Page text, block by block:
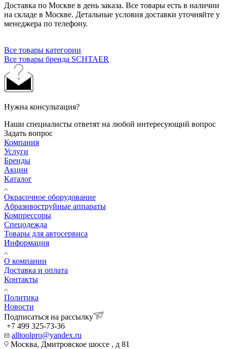
Доставка по Москве в день заказа. Все товары есть в наличии
на складе в Москве. Детальные условия доставки уточняйте у
менеджера по телефону.
Все товары категории
Все товары бренда SCHTAER
Нужна консультация?
Наши специалисты ответят на любой интересующий вопрос
Задать вопрос
Компания
Услуги
Бренды
Акции
Каталог
Окрасочное оборудование
Aбразивоструйные аппараты
Компрессоры
Спецодежда
Товары для автосервиса
Информация
О компании
Доставка и оплата
Контакты
Политика
Новости
Подписаться на рассылку
+7 499 325-73-36
alltoolpro@yandex.ru
Москва, Дмитровское шоссе , д 81